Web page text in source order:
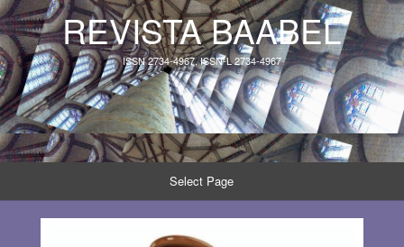
REVISTA BAABEL
ISSN 2734-4967, ISSN-L 2734-4967
Select Page